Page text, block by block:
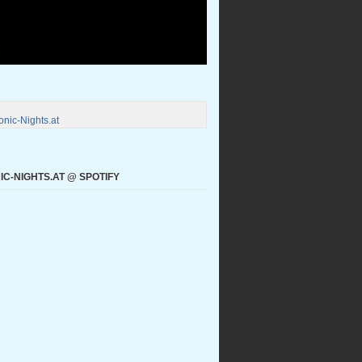
Nights.at
NIGHTS.AT @ SPOTIFY